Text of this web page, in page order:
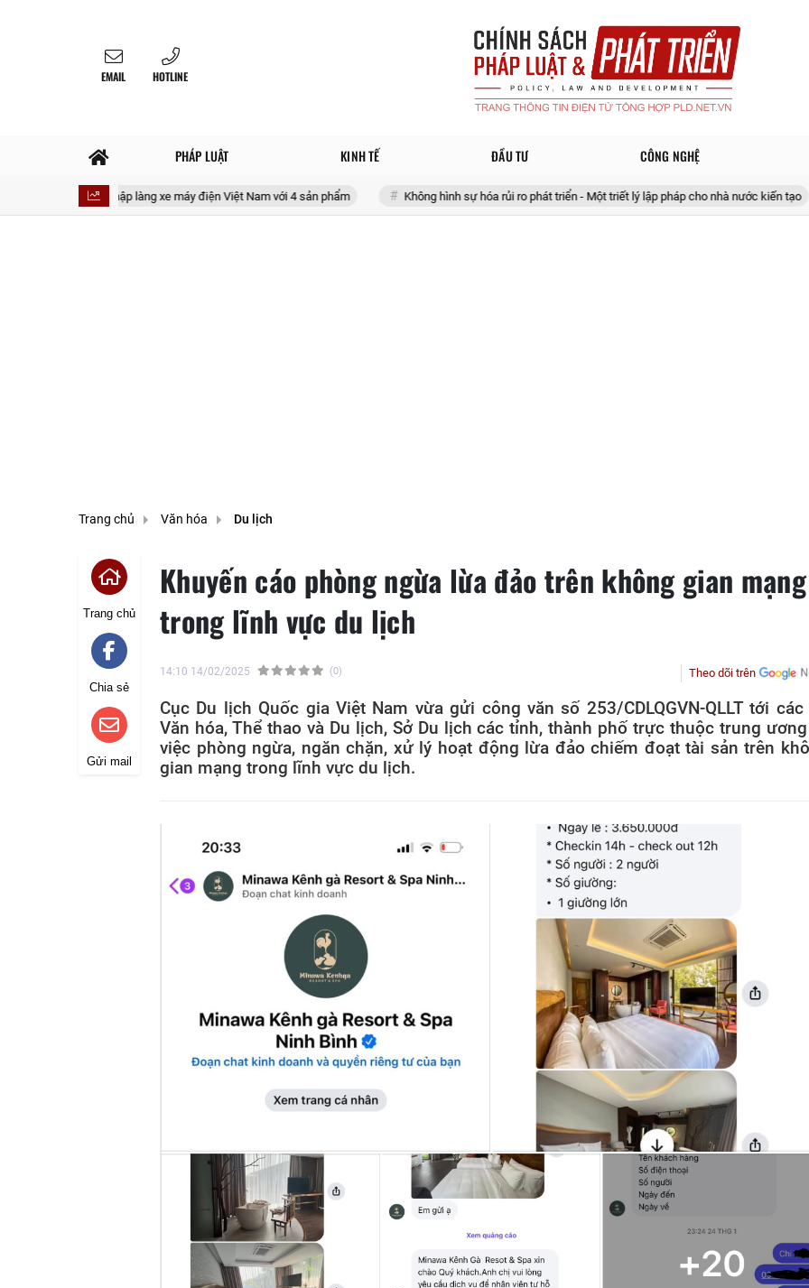
EMAIL HOTLINE
PHÁP LUẬT KINH TẾ ĐẦU TƯ CÔNG NGHỆ
gia nhập làng xe máy điện Việt Nam với 4 sản phẩm Không hình sự hóa rủi ro phát triển - Một triết lý lập pháp cho nhà nước kiến tạo 20
Trang chủ Văn hóa Du lịch
Trang chủ
Chia sẻ
Gửi mail
Khuyến cáo phòng ngừa lừa đảo trên không gian mạng
trong lĩnh vực du lịch
14:10 14/02/2025 (0) Theo dõi trên
Cục Du lịch Quốc gia Việt Nam vừa gửi công văn số 253/CDLQGVN-QLLT tới các
Văn hóa, Thể thao và Du lịch, Sở Du lịch các tỉnh, thành phố trực thuộc trung
việc phòng ngừa, ngăn chặn, xử lý hoạt động lừa đảo chiếm đoạt tài sản trên
gian mạng trong lĩnh vực du lịch.